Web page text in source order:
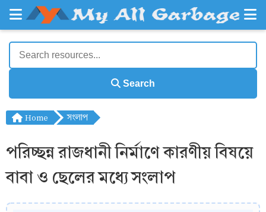
Search
Home সংলাপ
পরিচ্ছন্ন রাজধানী নির্মাণে কারণীয় বিষয়ে
বাবা ও ছেলের মধ্যে সংলাপ